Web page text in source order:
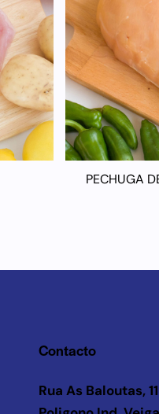
PECHUGA
Contacto
Rua As Baloutas, 11